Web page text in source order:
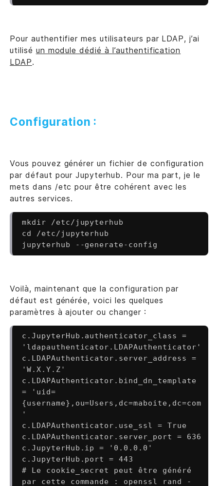
Pour authentifier mes utilisateurs par LDAP, j’ai
utilisé un module dédié à l’authentification
LDAP.
Configuration :
Vous pouvez générer un fichier de configuration
par défaut pour Jupyterhub. Pour ma part, je le
mets dans /etc pour être cohérent avec les
autres services.
mkdir /etc/jupyterhub
cd /etc/jupyterhub
Voilà, maintenant que la configuration par
défaut est générée, voici les quelques
paramètres à ajouter ou changer :
c.JupyterHub.authenticator_class =
'ldapauthenticator.LDAPAuthenticator'
c.LDAPAuthenticator.server_address =
'W.X.Y.Z'
c.LDAPAuthenticator.bind_dn_template
= 'uid=
{username},ou=Users,dc=maboite,dc=com
'
c.LDAPAuthenticator.use_ssl = True
c.LDAPAuthenticator.server_port = 636
c.JupyterHub.ip = '0.0.0.0'
c.JupyterHub.port = 443
# Le cookie_secret peut être généré
par cette commande : openssl rand -